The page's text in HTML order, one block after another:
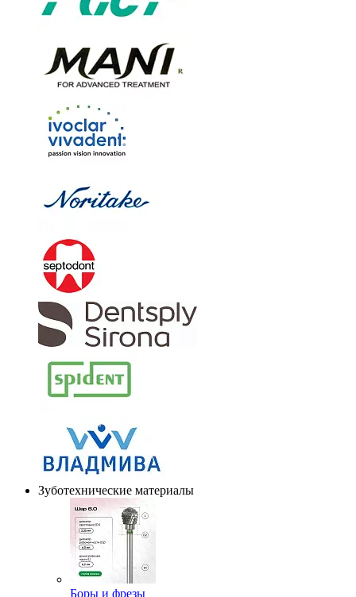
Зуботехнические материалы
Боры и фрезы